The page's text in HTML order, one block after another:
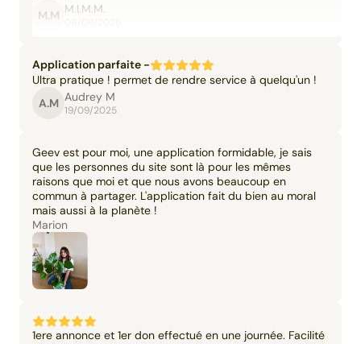
M.M M.I.M.M.
Application parfaite -
Ultra pratique ! permet de rendre service à quelqu'un !
A.M Audrey M
19/09/2025
Geev est pour moi, une application formidable, je sais
que les personnes du site sont là pour les mêmes
raisons que moi et que nous avons beaucoup en
commun à partager. L'application fait du bien au moral
mais aussi à la planète !
Marion
1ere annonce et 1er don effectué en une journée. Facilité